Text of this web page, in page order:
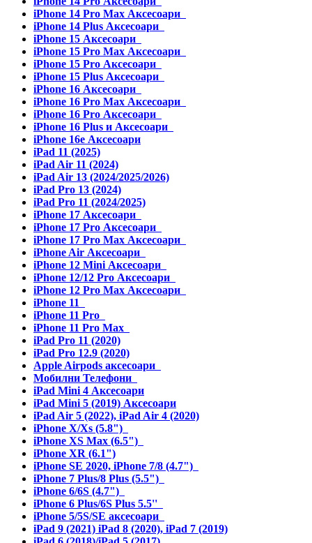
iPhone 14 Pro Max Аксесоари
iPhone 14 Plus Аксесоари
iPhone 15 Аксесоари
iPhone 15 Pro Max Аксесоари
iPhone 15 Pro Аксесоари
iPhone 15 Plus Аксесоари
iPhone 16 Аксесоари
iPhone 16 Pro Max Аксесоари
iPhone 16 Pro Аксесоари
iPhone 16 Plus и Аксесоари
iPhone 16e Аксесоари
iPad 11 (2025)
iPad Air 11 (2024)
iPad Air 13 (2024/2025/2026)
iPad Pro 13 (2024)
iPad Pro 11 (2024/2025)
iPhone 17 Аксесоари
iPhone 17 Pro Аксесоари
iPhone 17 Pro Max Аксесоари
iPhone Air Аксесоари
iPhone 12 Mini Аксесоари
iPhone 12/12 Pro Аксесоари
iPhone 12 Pro Max Аксесоари
iPhone 11
iPhone 11 Pro
iPhone 11 Pro Max
iPad Pro 11 (2020)
iPad Pro 12.9 (2020)
Apple Airpods аксесоари
Мобилни Телефони
iPad Mini 4 Аксесоари
iPad Mini 5 (2019) Аксесоари
iPad Air 5 (2022), iPad Air 4 (2020)
iPhone X/Xs (5.8")
iPhone XS Max (6.5")
iPhone XR (6.1")
iPhone SE 2020, iPhone 7/8 (4.7")
iPhone 7 Plus/8 Plus (5.5")
iPhone 6/6S (4.7")
iPhone 6 Plus/6S Plus 5.5''
iPhone 5/5S/SE аксесоари
iPad 9 (2021) iPad 8 (2020), iPad 7 (2019)